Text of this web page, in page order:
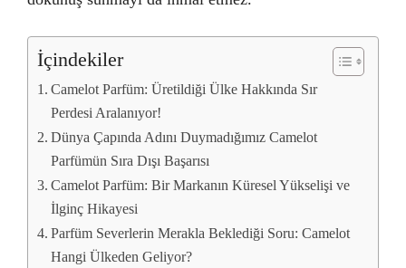
İçindekiler
Camelot Parfüm: Üretildiği Ülke Hakkında Sır
Perdesi Aralanıyor!
Dünya Çapında Adını Duymadığımız Camelot
Parfümün Sıra Dışı Başarısı
Camelot Parfüm: Bir Markanın Küresel Yükselişi ve
İlginç Hikayesi
Parfüm Severlerin Merakla Beklediği Soru: Camelot
Hangi Ülkeden Geliyor?